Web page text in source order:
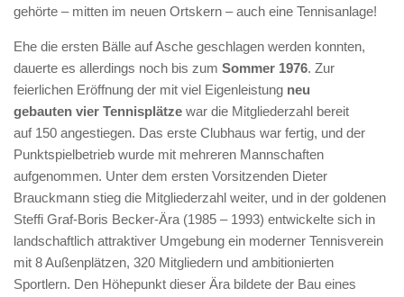
gehörte – mitten im neuen Ortskern – auch eine Tennisanlage!
Ehe die ersten Bälle auf Asche geschlagen werden konnten,
dauerte es allerdings noch­ bis zum Sommer 1976. Zur
feierlichen Eröffnung der mit viel Eigenleistung neu
gebauten vier Tennisplätze war die Mitgliederzahl bereit
auf 150 ange­stiegen. Das erste Clubhaus war fertig, und der
Punktspiel­betrieb wurde mit mehreren Mannschaften
aufgenommen. Unter dem ersten Vorsitzenden Dieter
Brauckmann stieg die Mitgliederzahl weiter, und in der goldenen
Steffi Graf-Boris Becker-Ära (1985 – 1993) entwickelte sich in
landschaftlich attraktiver Umgebung ein moderner Tennisverein
mit 8 Außenplätzen, 320 Mitgliedern und ambitionierten
Sportlern. Den Höhepunkt dieser Ära bildete der Bau eines